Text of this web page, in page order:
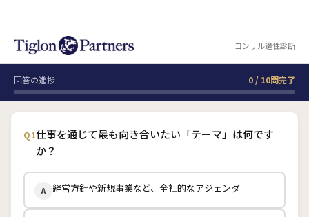
コンサル適性診断
回答の進捗 0 / 10問完了
Q1仕事を通じて最も向き合いたい「テーマ」は何です
か？
A 経営方針や新規事業など、全社的なアジェンダ